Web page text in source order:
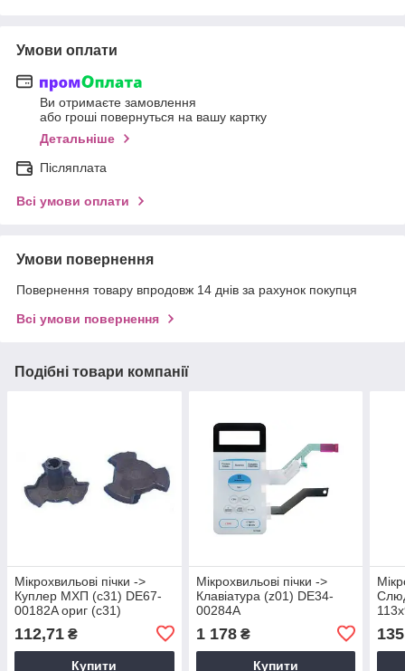
Умови оплати
Ви отримаєте замовлення
або гроші повернуться на вашу картку
Детальніше
Післяплата
Всі умови оплати
Умови повернення
Повернення товару впродовж 14 днів за рахунок покупця
Всі умови повернення
Подібні товари компанії
Мікрохвильові пічки ->
Куплер МХП (c31) DE67-
00182A ориг (c31)
112,71 ₴
Купити
Мікрохвильові пічки ->
Клавіатура (z01) DE34-
00284A
1 178₴
Купити
135